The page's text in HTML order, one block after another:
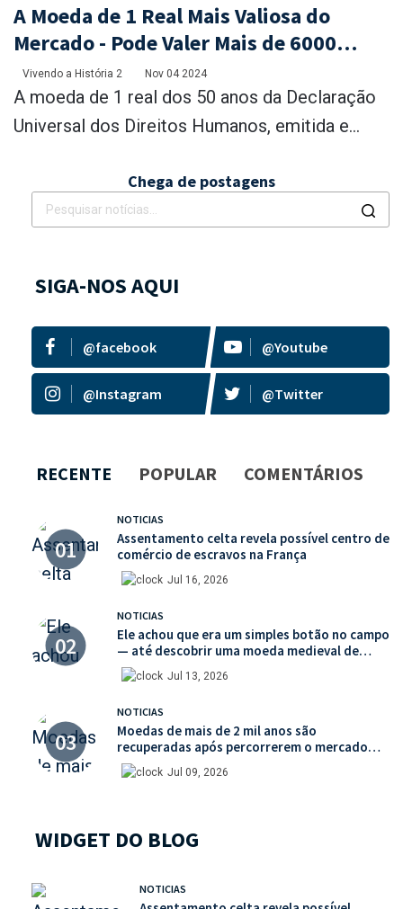
A Moeda de 1 Real Mais Valiosa do
Mercado - Pode Valer Mais de 6000
Vezes o Valor de Face
Vivendo a História 2 Nov 04 2024
A moeda de 1 real dos 50 anos da Declaração
Universal dos Direitos Humanos, emitida e...
Chega de postagens
SIGA-NOS AQUI
@facebook @Youtube
@Instagram @Twitter
RECENTE POPULAR COMENTÁRIOS
NOTICIAS
Assentamento celta revela possível centro de
comércio de escravos na França
Jul 16, 2026
NOTICIAS
Ele achou que era um simples botão no campo
— até descobrir uma moeda medieval de
valor histórico incalculável
Jul 13, 2026
NOTICIAS
Moedas de mais de 2 mil anos são
recuperadas após percorrerem o mercado
ilegal de antiguidades
Jul 09, 2026
WIDGET DO BLOG
NOTICIAS